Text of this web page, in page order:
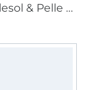
E-Book Lillesol & Pelle Basic Top